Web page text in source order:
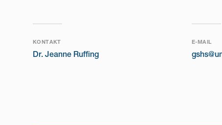
KONTAKT
Dr. Jeanne Ruffing
E-MAIL